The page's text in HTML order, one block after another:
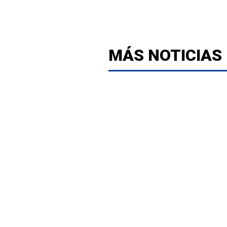
MÁS NOTICIAS